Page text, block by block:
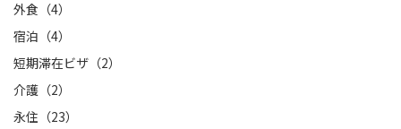
外食（4）
宿泊（4）
短期滞在ビザ（2）
介護（2）
永住（23）